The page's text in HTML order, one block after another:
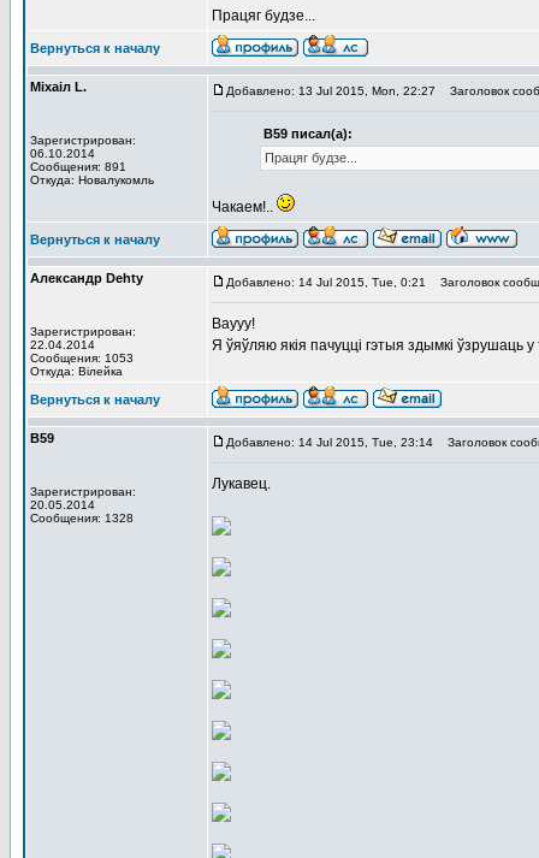
Працяг будзе...
Вернуться к началу
Мiхаiл L.
Зарегистрирован:
06.10.2014
Сообщения: 891
Откуда: Новалукомль
Добавлено: 13 Jul 2015, Mon, 22:27 Заголовок
В59 писал(а):
Працяг будзе...
Чакаем!..
Вернуться к началу
Александр Dehty
Зарегистрирован:
22.04.2014
Сообщения: 1053
Откуда: Вiлейка
Добавлено: 14 Jul 2015, Tue, 0:21 Заголовок
Ваууу!
Я ўяўляю якія пачуцці гэтыя здымкі ўзрушаць
Вернуться к началу
В59
Зарегистрирован:
20.05.2014
Сообщения: 1328
Добавлено: 14 Jul 2015, Tue, 23:14 Заголовок
Лукавец.